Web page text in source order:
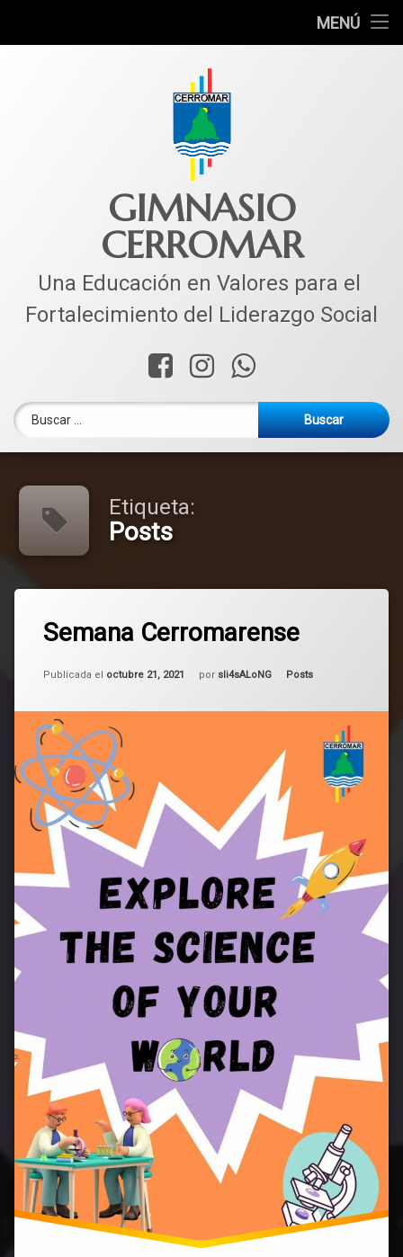
MENÚ
CONTACTO
GIMNASIO
CERROMAR
Una Educación en Valores para el
Fortalecimiento del Liderazgo Social
Facebook
InstagramWhatsApp
Etiqueta:
Posts
Semana Cerromarense
Publicada el octubre 21, 2021
Actualizado elmayo 6, 2025
por sli4sALoNG Categorías:
Posts
Posts
comentarios
en
Cerromarense